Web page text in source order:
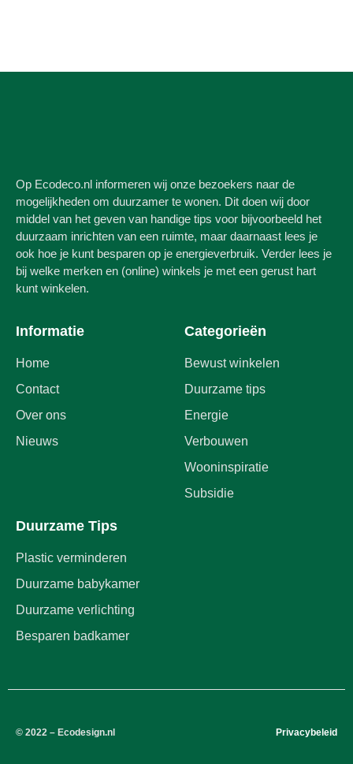
Op Ecodeco.nl informeren wij onze bezoekers naar de
mogelijkheden om duurzamer te wonen. Dit doen wij door
middel van het geven van handige tips voor bijvoorbeeld het
duurzaam inrichten van een ruimte, maar daarnaast lees je
ook hoe je kunt besparen op je energieverbruik. Verder lees je
bij welke merken en (online) winkels je met een gerust hart
kunt winkelen.
Informatie
Home
Contact
Over ons
Nieuws
Categorieën
Bewust winkelen
Duurzame tips
Energie
Verbouwen
Wooninspiratie
Subsidie
Duurzame Tips
Plastic verminderen
Duurzame babykamer
Duurzame verlichting
Besparen badkamer
© 2022 – Ecodesign.nl Privacybeleid